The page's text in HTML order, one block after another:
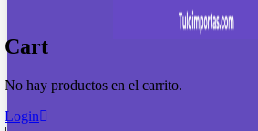
Cart
No hay productos en el carrito.
Login